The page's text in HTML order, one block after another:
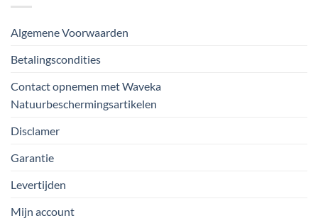
Algemene Voorwaarden
Betalingscondities
Contact opnemen met Waveka
Natuurbeschermingsartikelen
Disclamer
Garantie
Levertijden
Mijn account